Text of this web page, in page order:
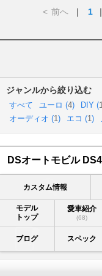
< 前へ ｜ 1 ｜
ジャンルから絞り込む
すべて ユーロ (4) DIY (
オーディオ (1) エコ (1)
DSオートモビル DS4
カスタム情報
モデル
トップ
愛車紹介
(68)
ブログ スペック